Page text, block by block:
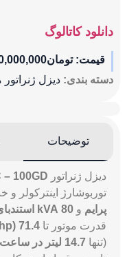
دانلود کاتالوگ
قیمت:تومان
دسته بندی: دیزل
توضیحات
دیزل ژنراتور – 100GD
توربوشارژ اینترکولر
پرایم و 80 kVA استندبای
قدرت موتور تا 71.4 kW (95 hp)
(تنها 14.7 لیتر در ساعت در 75٪ بار